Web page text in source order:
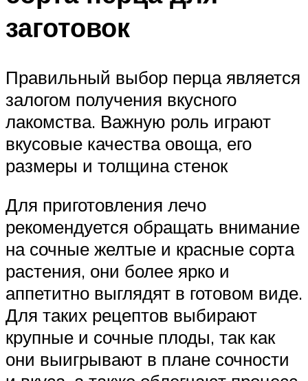
заготовок
Правильный выбор перца является
залогом получения вкусного
лакомства. Важную роль играют
вкусовые качества овоща, его
размеры и толщина стенок
Для приготовления лечо
рекомендуется обращать внимание
на сочные желтые и красные сорта
растения, они более ярко и
аппетитно выглядят в готовом виде.
Для таких рецептов выбирают
крупные и сочные плоды, так как
они выигрывают в плане сочности